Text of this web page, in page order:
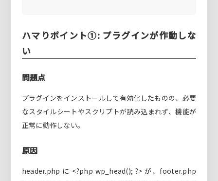
ハマりポイント①: プラグインが作動しな
い
問題点
プラグインをインストールして有効化したものの、必要
なスタイルシートやスクリプトが読み込まれず、機能が
正常に動作しない。
原因
header.php に <?php wp_head(); ?> が、footer.php